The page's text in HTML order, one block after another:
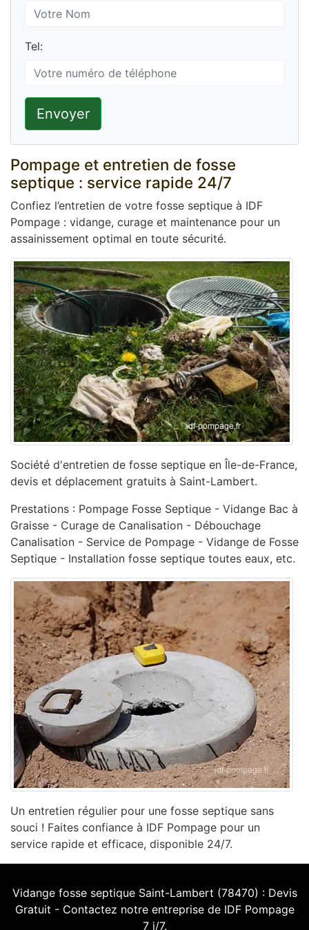
Tel:
Envoyer
Pompage et entretien de fosse
septique : service rapide 24/7
Confiez l’entretien de votre fosse septique à IDF
Pompage : vidange, curage et maintenance pour un
assainissement optimal en toute sécurité.
Société d'entretien de fosse septique en Île-de-France,
devis et déplacement gratuits à Saint-Lambert.
Prestations : Pompage Fosse Septique - Vidange Bac à
Graisse - Curage de Canalisation - ‎Débouchage
Canalisation - ‎Service de Pompage - ‎Vidange de Fosse
Septique - Installation fosse septique toutes eaux, etc.
Un entretien régulier pour une fosse septique sans
souci ! Faites confiance à IDF Pompage pour un
service rapide et efficace, disponible 24/7.
Vidange fosse septique Saint-Lambert (78470) : Devis
Gratuit - Contactez notre entreprise de IDF Pompage
7 j/7.